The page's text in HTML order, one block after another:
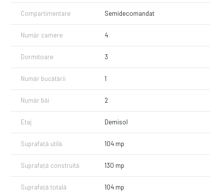
În apropiere: transport public, magazine, restaurante și alte facilități
esențiale
📞 Detalii și vizionări: 0740 664 364
#ApartamentLazu #ImobiliareConstanta #ApartamentDeVanzare
#4Camere #InvestitieImobiliara #Sauna #LocuintaConfortabila
#BirouriFirma #0Comision #Constanta
Compartimentare Semidecomandat
Număr camere 4
Dormitoare 3
Număr bucătării 1
Număr băi 2
Etaj Demisol
Suprafață utilă 104 mp
Suprafață construită 130 mp
Suprafață totală 104 mp